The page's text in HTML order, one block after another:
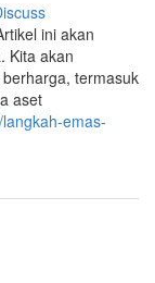
ini akan
Kita akan
termasuk
aset
emas-